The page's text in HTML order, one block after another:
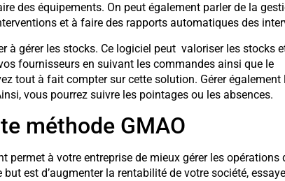
des équipements. On peut également parler de la
et à faire des rapports automatiques des
à gérer les stocks. Ce logiciel peut valoriser les stocks
fournisseurs en suivant les commandes ainsi que le
tout à fait compter sur cette solution. Gérer également
vous pourrez suivre les pointages ou les absences.
méthode GMAO
permet à votre entreprise de mieux gérer les opérations
est d’augmenter la rentabilité de votre société,